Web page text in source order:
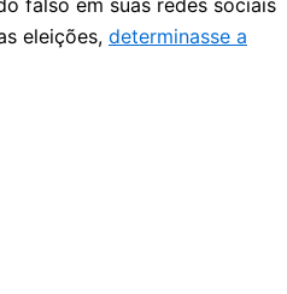
eleições, determinasse a